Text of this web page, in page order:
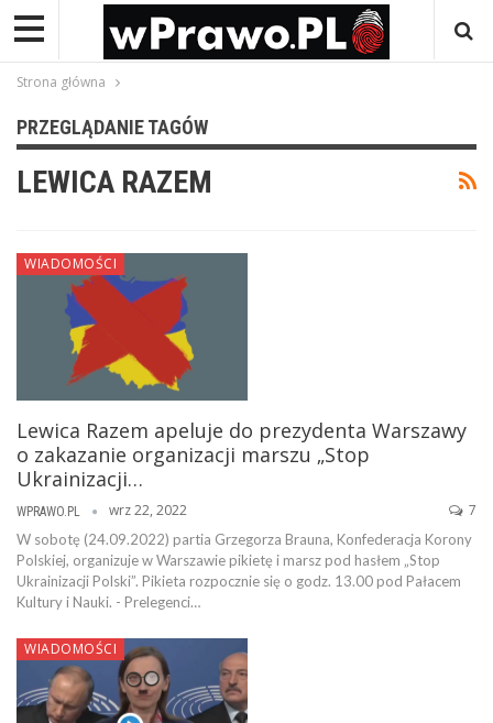
Strona główna
PRZEGLĄDANIE TAGÓW
LEWICA RAZEM
WIADOMOŚCI
Lewica Razem apeluje do prezydenta Warszawy
o zakazanie organizacji marszu „Stop
Ukrainizacji…
WPRAWO.PL wrz 22, 2022 7
W sobotę (24.09.2022) partia Grzegorza Brauna, Konfederacja Korony
Polskiej, organizuje w Warszawie pikietę i marsz pod hasłem „Stop
Ukrainizacji Polski”. Pikieta rozpocznie się o godz. 13.00 pod Pałacem
Kultury i Nauki. - Prelegenci…
WIADOMOŚCI